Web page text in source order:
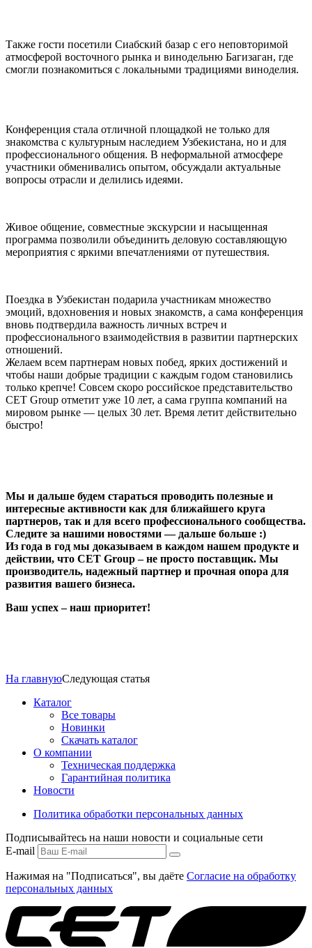
Также гости посетили Сиабский базар с его неповторимой
атмосферой восточного рынка и винодельню Багизаган, где
смогли познакомиться с локальными традициями виноделия.
Конференция стала отличной площадкой не только для
знакомства с культурным наследием Узбекистана, но и для
профессионального общения. В неформальной атмосфере
участники обменивались опытом, обсуждали актуальные
вопросы отрасли и делились идеями.
Живое общение, совместные экскурсии и насыщенная
программа позволили объединить деловую составляющую
мероприятия с яркими впечатлениями от путешествия.
Поездка в Узбекистан подарила участникам множество
эмоций, вдохновения и новых знакомств, а сама конференция
вновь подтвердила важность личных встреч и
профессионального взаимодействия в развитии партнерских
отношений.
Желаем всем партнерам новых побед, ярких достижений и
чтобы наши добрые традиции с каждым годом становились
только крепче! Совсем скоро российское представительство
СET Group отметит уже 10 лет, а сама группа компаний на
мировом рынке — целых 30 лет. Время летит действительно
быстро!
Мы и дальше будем стараться проводить полезные и
интересные активности как для ближайшего круга
партнеров, так и для всего профессионального сообщества.
Следите за нашими новостями — дальше больше :)
Из года в год мы доказываем в каждом нашем продукте и
действии, что CET Group – не просто поставщик. Мы
производитель, надежный партнер и прочная опора для
развития вашего бизнеса.
Ваш успех – наш приоритет!
На главнуюСледующая статья
Каталог
Все товары
Новинки
Скачать каталог
О компании
Техническая поддержка
Гарантийная политика
Новости
Политика обработки персональных данных
Подписывайтесь на наши новости и социальные сети
E-mail
Нажимая на "Подписаться", вы даёте Согласие на обработку
персональных данных